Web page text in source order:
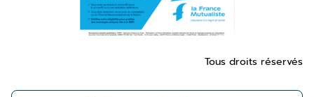
Tous droits réservés